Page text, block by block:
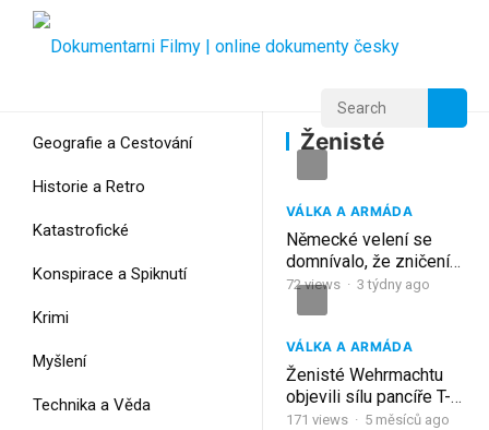
Geografie a Cestování
Historie a Retro
Katastrofické
Konspirace a Spiknutí
Krimi
Myšlení
Technika a Věda
Ženisté
Ženisté
VÁLKA A ARMÁDA
Německé velení se
domnívalo, že zničení
Cherbourgu přeruší
72views · 3 týdny ago
VÁLKA A ARMÁDA
Ženisté Wehrmachtu
objevili sílu pancíře T-
34
171 views · 5 měsíců ago